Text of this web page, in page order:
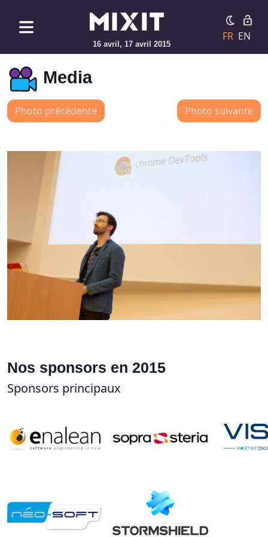
16 avril, 17 avril 2015
FR EN
Media
Photo précédente Photo suivante
Nos sponsors en 2015
Sponsors principaux